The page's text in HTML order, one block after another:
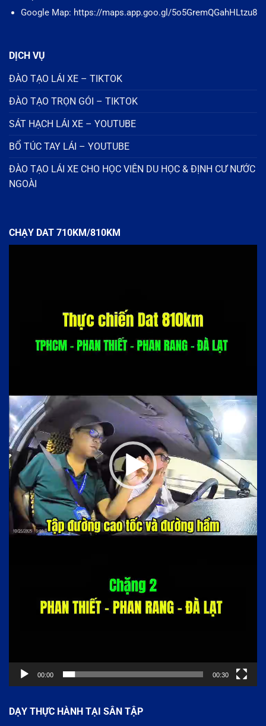
Google Map: https://maps.app.goo.gl/5o5GremQGahHLtzu8
DỊCH VỤ
ĐÀO TẠO LÁI XE – TIKTOK
ĐÀO TẠO TRỌN GÓI – TIKTOK
SÁT HẠCH LÁI XE – YOUTUBE
BỔ TÚC TAY LÁI – YOUTUBE
ĐÀO TẠO LÁI XE CHO HỌC VIÊN DU HỌC & ĐỊNH CƯ NƯỚC
NGOÀI
CHẠY DAT 710KM/810KM
00:00 00:30
DẠY THỰC HÀNH TẠI SÂN TẬP